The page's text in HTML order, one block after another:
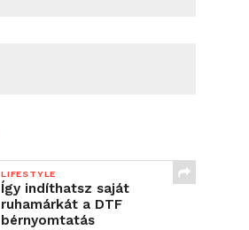
LIFESTYLE
Így indíthatsz saját
ruhamárkát a DTF
bérnyomtatás